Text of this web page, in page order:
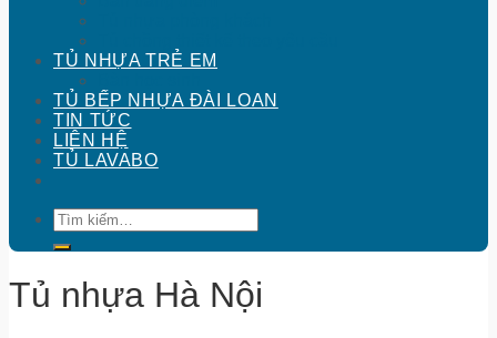
TỦ NHỰA TRẺ EM
TỦ BẾP NHỰA ĐÀI LOAN
TIN TỨC
LIÊN HỆ
TỦ LAVABO
Tìm
kiếm:
Tủ nhựa Hà Nội